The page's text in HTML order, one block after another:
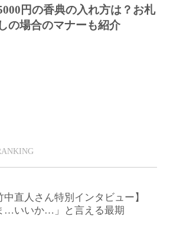
円の香典の入れ方は？お札
の場合のマナーも紹介
中直人さん特別インタビュー】
…いいか…」と言える最期